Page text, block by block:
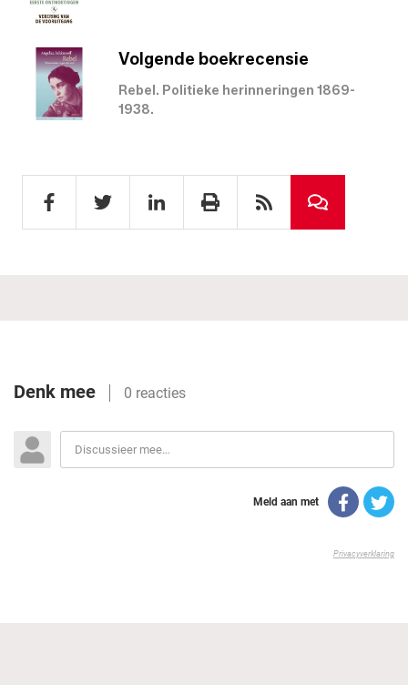
Volgende boekrecensie
Rebel. Politieke herinneringen 1869-
1938.